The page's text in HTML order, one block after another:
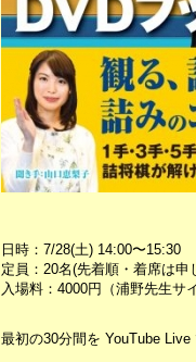
日時：7/28(土) 14:00〜15:30
定員：20名(先着順・着席は
入場料：4000円（浦野先生サ
最初の30分間を YouTube